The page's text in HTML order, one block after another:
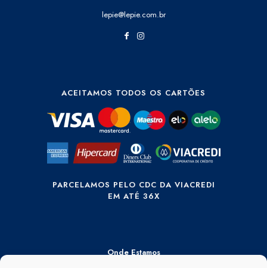
lepie@lepie.com.br
ACEITAMOS TODOS OS CARTÕES
PARCELAMOS PELO CDC DA VIACREDI
EM ATÉ 36X
Onde Estamos